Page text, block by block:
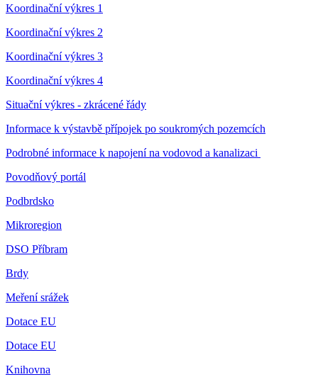
Koordinační výkres 1
Koordinační výkres 2
Koordinační výkres 3
Koordinační výkres 4
Situační výkres - zkrácené řády
Informace k výstavbě přípojek po soukromých pozemcích
Podrobné informace k napojení na vodovod a kanalizaci
Povodňový portál
Podbrdsko
Mikroregion
DSO Příbram
Brdy
Meření srážek
Dotace EU
Dotace EU
Knihovna